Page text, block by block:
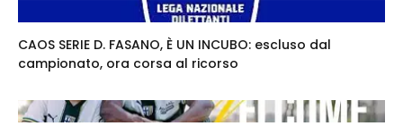
CAOS SERIE D. FASANO, È UN INCUBO: escluso dal
campionato, ora corsa al ricorso